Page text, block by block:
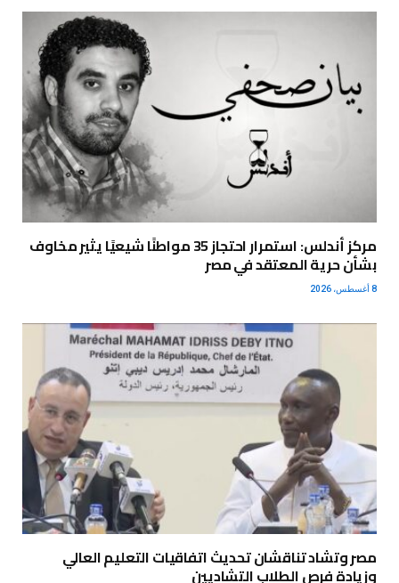
مركز أندلس: استمرار احتجاز 35 مواطنًا شيعيًا يثير مخاوف
بشأن حرية المعتقد في مصر
8 أغسطس، 2026
مصر وتشاد تناقشان تحديث اتفاقيات التعليم العالي
وزيادة فرص الطلاب التشاديين